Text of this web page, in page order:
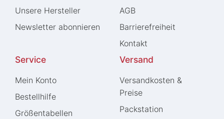
Unsere Hersteller
Newsletter abonnieren
AGB
Barrierefreiheit
Kontakt
Service
Mein Konto
Bestellhilfe
Größentabellen
Versand
Versandkosten &
Preise
Packstation